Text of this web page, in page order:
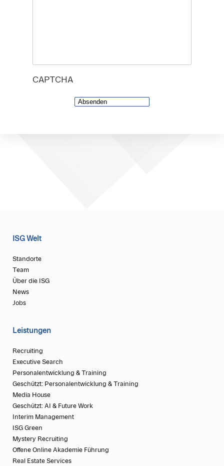
CAPTCHA
ISG Welt
Standorte
Team
Über die ISG
News
Jobs
Leistungen
Recruiting
Executive Search
Personalentwicklung & Training
Geschützt: Personalentwicklung & Training
Media House
Geschützt: AI & Future Work
Interim Management
ISG Green
Mystery Recruiting
Offene Online Akademie Führung
Real Estate Services